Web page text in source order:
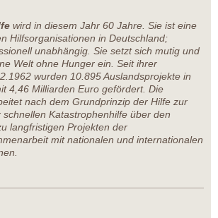
wird in diesem Jahr 60 Jahre. Sie ist eine
Hilfsorganisationen in Deutschland;
unabhängig. Sie setzt sich mutig und
Welt ohne Hunger ein. Seit ihrer
wurden 10.895 Auslandsprojekte in
4,46 Milliarden Euro gefördert. Die
nach dem Grundprinzip der Hilfe zur
Katastrophenhilfe über den
langfristigen Projekten der
mit nationalen und internationalen